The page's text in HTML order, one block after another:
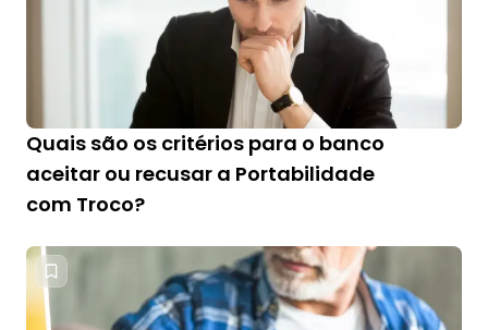
Quais são os critérios para o banco
aceitar ou recusar a Portabilidade
com Troco?